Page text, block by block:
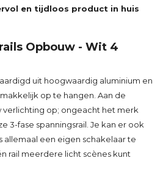
en tijdloos product in huis
Opbouw - Wit 4
uit hoogwaardig aluminium en
op te hangen. Aan de
verlichting op; ongeacht het merk
3-fase spanningsrail. Je kan er ook
allemaal een eigen schakelaar te
rail meerdere licht scènes kunt